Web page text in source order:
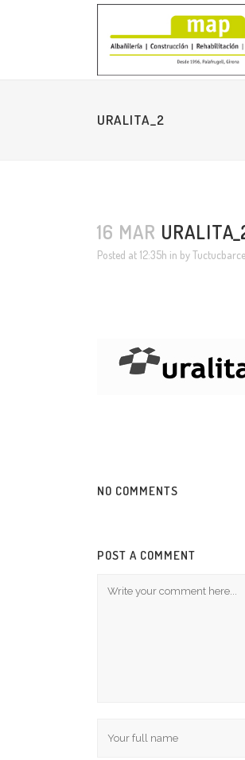
URALITA_2
16 MAR
Posted at 12:35h in by
NO COMMENTS
POST A COMMENT